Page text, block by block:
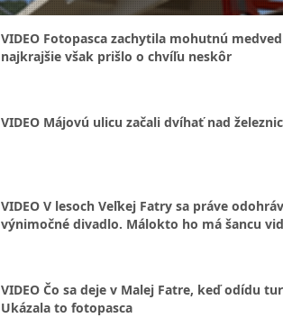
VIDEO Fotopasca zachytila mohutnú
najkrajšie však prišlo o chvíľu neskôr
VIDEO Májovú ulicu začali dvíhať nad
VIDEO V lesoch Veľkej Fatry sa práve
výnimočné divadlo. Málokto ho má šancu
VIDEO Čo sa deje v Malej Fatre, keď odídu
Ukázala to fotopasca